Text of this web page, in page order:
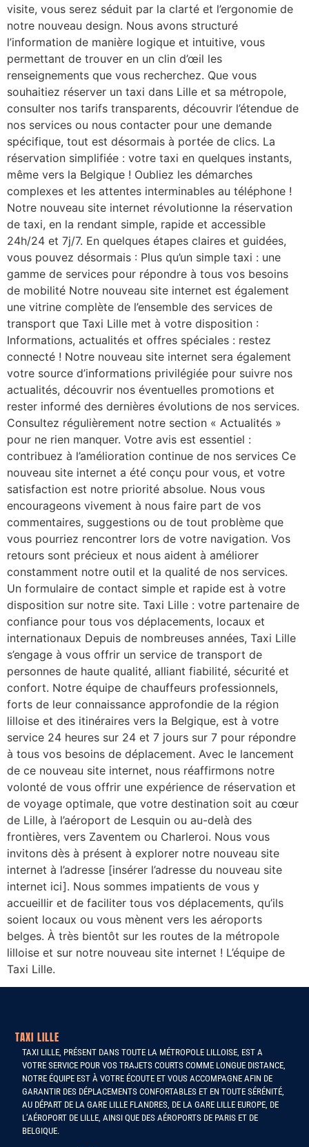
visite, vous serez séduit par la clarté et l’ergonomie de
notre nouveau design. Nous avons structuré
l’information de manière logique et intuitive, vous
permettant de trouver en un clin d’œil les
renseignements que vous recherchez. Que vous
souhaitiez réserver un taxi dans Lille et sa métropole,
consulter nos tarifs transparents, découvrir l’étendue de
nos services ou nous contacter pour une demande
spécifique, tout est désormais à portée de clics. La
réservation simplifiée : votre taxi en quelques instants,
même vers la Belgique ! Oubliez les démarches
complexes et les attentes interminables au téléphone !
Notre nouveau site internet révolutionne la réservation
de taxi, en la rendant simple, rapide et accessible
24h/24 et 7j/7. En quelques étapes claires et guidées,
vous pouvez désormais : Plus qu’un simple taxi : une
gamme de services pour répondre à tous vos besoins
de mobilité Notre nouveau site internet est également
une vitrine complète de l’ensemble des services de
transport que Taxi Lille met à votre disposition :
Informations, actualités et offres spéciales : restez
connecté ! Notre nouveau site internet sera également
votre source d’informations privilégiée pour suivre nos
actualités, découvrir nos éventuelles promotions et
rester informé des dernières évolutions de nos services.
Consultez régulièrement notre section « Actualités »
pour ne rien manquer. Votre avis est essentiel :
contribuez à l’amélioration continue de nos services Ce
nouveau site internet a été conçu pour vous, et votre
satisfaction est notre priorité absolue. Nous vous
encourageons vivement à nous faire part de vos
commentaires, suggestions ou de tout problème que
vous pourriez rencontrer lors de votre navigation. Vos
retours sont précieux et nous aident à améliorer
constamment notre outil et la qualité de nos services.
Un formulaire de contact simple et rapide est à votre
disposition sur notre site. Taxi Lille : votre partenaire de
confiance pour tous vos déplacements, locaux et
internationaux Depuis de nombreuses années, Taxi Lille
s’engage à vous offrir un service de transport de
personnes de haute qualité, alliant fiabilité, sécurité et
confort. Notre équipe de chauffeurs professionnels,
forts de leur connaissance approfondie de la région
lilloise et des itinéraires vers la Belgique, est à votre
service 24 heures sur 24 et 7 jours sur 7 pour répondre
à tous vos besoins de déplacement. Avec le lancement
de ce nouveau site internet, nous réaffirmons notre
volonté de vous offrir une expérience de réservation et
de voyage optimale, que votre destination soit au cœur
de Lille, à l’aéroport de Lesquin ou au-delà des
frontières, vers Zaventem ou Charleroi. Nous vous
invitons dès à présent à explorer notre nouveau site
internet à l’adresse [insérer l’adresse du nouveau site
internet ici]. Nous sommes impatients de vous y
accueillir et de faciliter tous vos déplacements, qu’ils
soient locaux ou vous mènent vers les aéroports
belges. À très bientôt sur les routes de la métropole
lilloise et sur notre nouveau site internet ! L’équipe de
Taxi Lille.
TAXI LILLE
TAXI LILLE, PRÉSENT DANS TOUTE LA MÉTROPOLE LILLOISE, EST A
VOTRE SERVICE POUR VOS TRAJETS COURTS COMME LONGUE DISTANCE,
NOTRE ÉQUIPE EST À VOTRE ÉCOUTE ET VOUS ACCOMPAGNE AFIN DE
GARANTIR DES DÉPLACEMENTS CONFORTABLES ET EN TOUTE SÉRÉNITÉ,
AU DÉPART DE LA GARE LILLE FLANDRES, DE LA GARE LILLE EUROPE, DE
L’AÉROPORT DE LILLE, AINSI QUE DES AÉROPORTS DE PARIS ET DE
BELGIQUE.